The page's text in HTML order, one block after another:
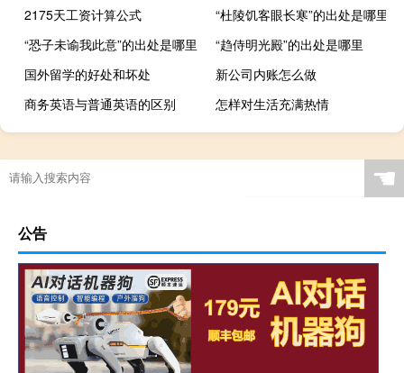
2175天工资计算公式
“杜陵饥客眼长寒”的出处是哪里
“恐子未谕我此意”的出处是哪里
“趋侍明光殿”的出处是哪里
国外留学的好处和坏处
新公司内账怎么做
商务英语与普通英语的区别
怎样对生活充满热情
☚
公告